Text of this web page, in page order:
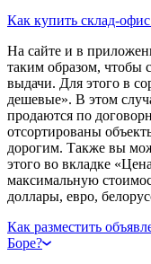
Как купить склад-
На сайте и в
таким образом, чтобы
выдачи. Для этого в
дешевые». В этом
продаются по
отсортированы
дорогим. Также вы
этого во вкладке
максимальную
доллары, евро,
Как разместить
Боре?